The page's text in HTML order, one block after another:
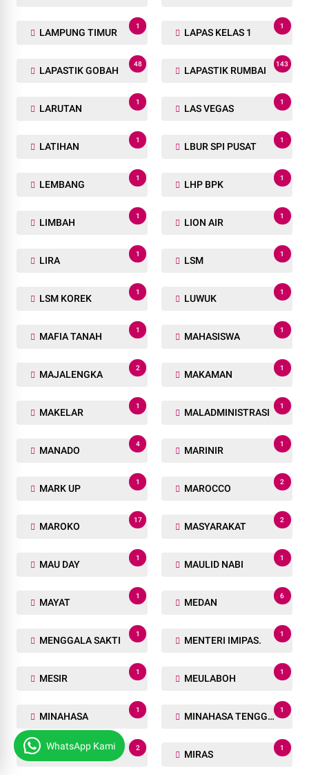
LAMPUNG TIMUR
1
LAPAS KELAS 1
1
LAPASTIK GOBAH
48
LAPASTIK RUMBAI
143
LARUTAN
1
LAS VEGAS
1
LATIHAN
1
LBUR SPI PUSAT
1
LEMBANG
1
LHP BPK
1
LIMBAH
1
LION AIR
1
LIRA
1
LSM
1
LSM KOREK
1
LUWUK
1
MAFIA TANAH
1
MAHASISWA
1
MAJALENGKA
2
MAKAMAN
1
MAKELAR
1
MALADMINISTRASI
1
MANADO
4
MARINIR
1
MARK UP
1
MAROCCO
2
MAROKO
17
MASYARAKAT
2
MAU DAY
1
MAULID NABI
1
MAYAT
1
MEDAN
6
MENGGALA SAKTI
1
MENTERI IMIPAS.
1
MESIR
1
MEULABOH
1
MINAHASA
1
MINAHASA TENGGARA
1
MINAS
2
MIRAS
1
WhatsApp Kami